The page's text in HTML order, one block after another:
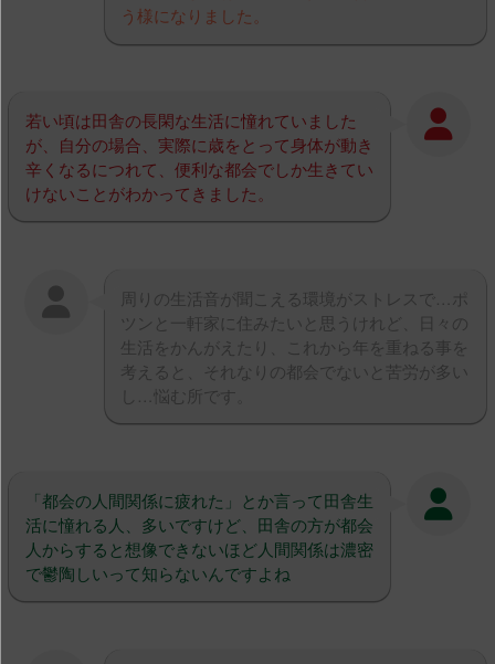
う様になりました。
若い頃は田舎の長閑な生活に憧れていました
が、自分の場合、実際に歳をとって身体が動き
辛くなるにつれて、便利な都会でしか生きてい
けないことがわかってきました。
周りの生活音が聞こえる環境がストレスで…ポ
ツンと一軒家に住みたいと思うけれど、日々の
生活をかんがえたり、これから年を重ねる事を
考えると、それなりの都会でないと苦労が多い
し…悩む所です。
「都会の人間関係に疲れた」とか言って田舎生
活に憧れる人、多いですけど、田舎の方が都会
人からすると想像できないほど人間関係は濃密
で鬱陶しいって知らないんですよね